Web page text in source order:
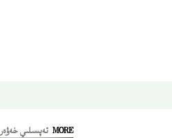
MORE تەپسىلىي خەۋەر